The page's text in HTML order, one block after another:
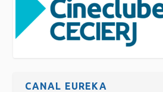
CANAL EUREKA